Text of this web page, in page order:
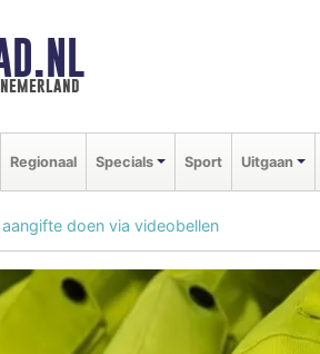
Regionaal Specials Sport Uitgaan
doen via videobellen